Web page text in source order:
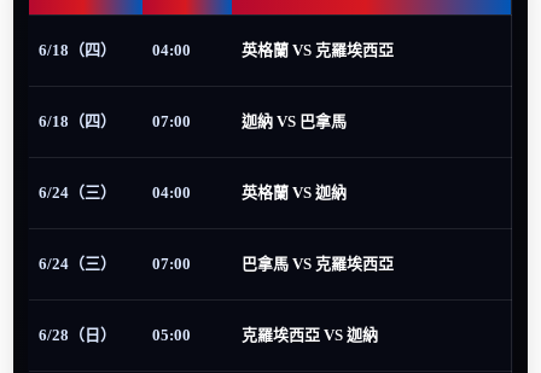
6/18（四） 04:00 英格蘭 VS 克羅埃西亞
6/18（四） 07:00 迦納 VS 巴拿馬
6/24（三） 04:00 英格蘭 VS 迦納
6/24（三） 07:00 巴拿馬 VS 克羅埃西亞
6/28（日） 05:00 克羅埃西亞 VS 迦納